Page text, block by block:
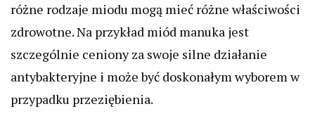
różne rodzaje miodu mogą mieć różne właściwości
zdrowotne. Na przykład miód manuka jest
szczególnie ceniony za swoje silne działanie
antybakteryjne i może być doskonałym wyborem w
przypadku przeziębienia.